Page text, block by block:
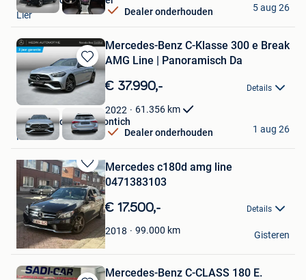
Dealer onderhouden
Lier
5 aug 26
Bewaren
in
Mijn
Favorieten
Mercedes-Benz C-Klasse 300 e Break
AMG Line | Panoramisch Da
€ 37.990,- Details
2022 61.356 km
Dealer onderhouden
Hedin Automotive Kontich
Kontich
1 aug 26
Bewaren
in
Mijn
Favorieten
Mercedes c180d amg line
0471383103
€ 17.500,- Details
2018 99.000 km
A
Schoten
Gisteren
Mercedes-Benz C-CLASS 180 E.